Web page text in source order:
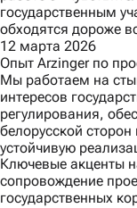
государственным
обходятся дороже
12 марта 2026
Опыт Arzinger по
Мы работаем на
интересов
регулирования,
белорусской
устойчивую
Ключевые акценты
сопровождение
государственных